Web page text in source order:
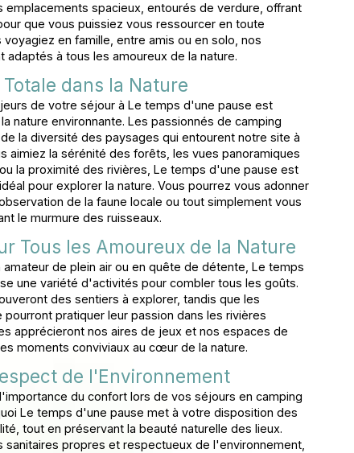
emplacements spacieux, entourés de verdure, offrant
que vous puissiez vous ressourcer en toute
voyagiez en famille, entre amis ou en solo, nos
adaptés à tous les amoureux de la nature.
dans la Nature
de votre séjour à Le temps d'une pause est
nature environnante. Les passionnés de camping
la diversité des paysages qui entourent notre site à
aimiez la sérénité des forêts, les vues panoramiques
la proximité des rivières, Le temps d'une pause est
pour explorer la nature. Vous pourrez vous adonner
de la faune locale ou tout simplement vous
le murmure des ruisseaux.
Tous les Amoureux de la Nature
amateur de plein air ou en quête de détente, Le temps
une variété d'activités pour combler tous les goûts.
des sentiers à explorer, tandis que les
pratiquer leur passion dans les rivières
apprécieront nos aires de jeux et nos espaces de
moments conviviaux au cœur de la nature.
de l'Environnement
du confort lors de vos séjours en camping
Le temps d'une pause met à votre disposition des
tout en préservant la beauté naturelle des lieux.
sanitaires propres et respectueux de l'environnement,